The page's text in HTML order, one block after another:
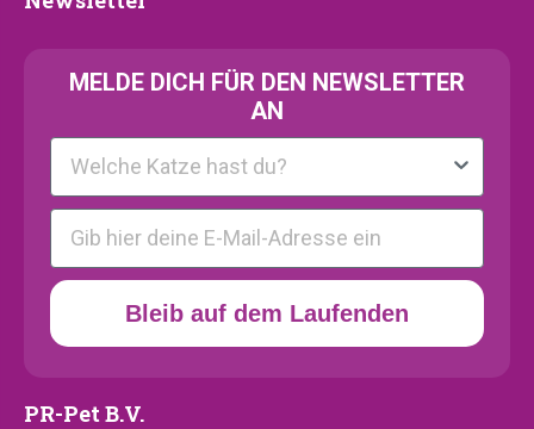
MELDE DICH FÜR DEN NEWSLETTER
AN
Kattenras
E-mail
Bleib auf dem Laufenden
PR-Pet B.V.